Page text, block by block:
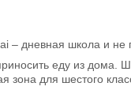
– дневная школа и не
еду из
зона для шестого